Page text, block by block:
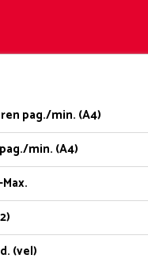
pag./min. (A4)
min. (A4)
(vel)